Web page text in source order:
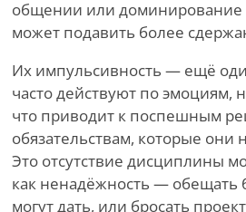
общении или доминирование
может подавить более
Их импульсивность — ещё
часто действуют по эмоциям,
что приводит к поспешным
обязательствам, которые они
Это отсутствие дисциплины
как ненадёжность — обещать
могут дать, или бросать